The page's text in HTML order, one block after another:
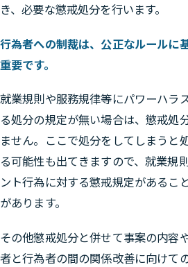
き、必要な懲戒処分を行います。
行為者への制裁は、公正なルールに
重要です。
就業規則や服務規律等にパワーハラ
る処分の規定が無い場合は、懲戒処
ません。ここで処分をしてしまうと
る可能性も出てきますので、就業規
ント行為に対する懲戒規定があるこ
があります。
その他懲戒処分と併せて事案の内容
者と行為者の間の関係改善に向けて